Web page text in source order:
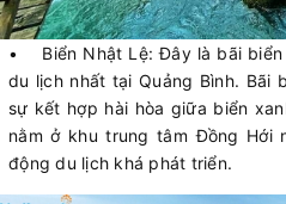
• Biển Nhật Lệ: Đây là bãi biển
du lịch nhất tại Quảng Bình. Bãi
sự kết hợp hài hòa giữa biển
nằm ở khu trung tâm Đồng Hới
động du lịch khá phát triển.